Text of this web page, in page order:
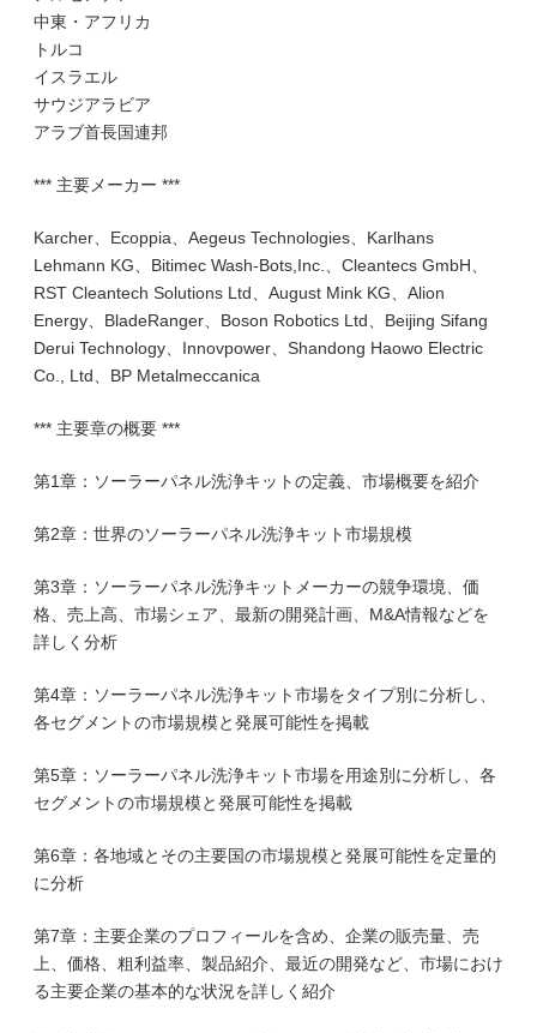
中東・アフリカ
トルコ
イスラエル
サウジアラビア
アラブ首長国連邦
*** 主要メーカー ***
Karcher、Ecoppia、Aegeus Technologies、Karlhans
Lehmann KG、Bitimec Wash-Bots,Inc.、Cleantecs GmbH、
RST Cleantech Solutions Ltd、August Mink KG、Alion
Energy、BladeRanger、Boson Robotics Ltd、Beijing Sifang
Derui Technology、Innovpower、Shandong Haowo Electric
Co., Ltd、BP Metalmeccanica
*** 主要章の概要 ***
第1章：ソーラーパネル洗浄キットの定義、市場概要を紹介
第2章：世界のソーラーパネル洗浄キット市場規模
第3章：ソーラーパネル洗浄キットメーカーの競争環境、価
格、売上高、市場シェア、最新の開発計画、M&A情報などを
詳しく分析
第4章：ソーラーパネル洗浄キット市場をタイプ別に分析し、
各セグメントの市場規模と発展可能性を掲載
第5章：ソーラーパネル洗浄キット市場を用途別に分析し、各
セグメントの市場規模と発展可能性を掲載
第6章：各地域とその主要国の市場規模と発展可能性を定量的
に分析
第7章：主要企業のプロフィールを含め、企業の販売量、売
上、価格、粗利益率、製品紹介、最近の開発など、市場におけ
る主要企業の基本的な状況を詳しく紹介